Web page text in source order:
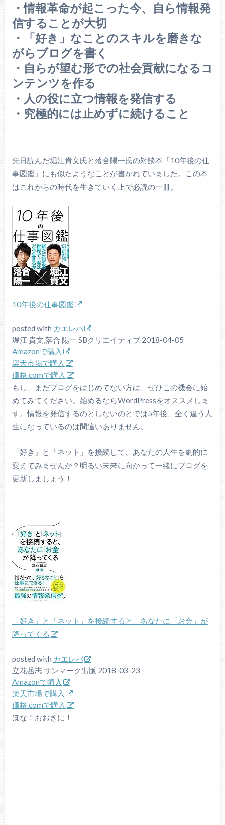
・情報革命が起こった今、自ら情報発
信することが大切
・「好き」なことのスキルを磨きな
がらブログを書く
・自らが望む形での社会貢献になるコ
ンテンツを作る
・人の役に立つ情報を発信する
・究極的には止めずに続けること
先日読んだ堀江貴文氏と落合陽一氏の対談本「10年後の仕
事図鑑」にも似たようなことが書かれていました。この本
はこれからの時代を生きていく上で必読の一冊。
10年後の仕事図鑑
posted with カエレバ
堀江 貴文,落合 陽一 SBクリエイティブ 2018-04-05
Amazonで購入
楽天市場で購入
価格.comで購入
もし、まだブログをはじめてない方は、ぜひこの機会に始
めてみてください。始めるならWordPressをオススメしま
す。情報を発信するのとしないのとでは5年後、全く違う人
生になっているのは間違いありません。
「好き」と「ネット」を接続して、あなたの人生を劇的に
変えてみませんか？明るい未来に向かって一緒にブログを
更新しましょう！
「好き」と「ネット」を接続すると、あなたに「お金」が
降ってくる
posted with カエレバ
立花岳志 サンマーク出版 2018-03-23
Amazonで購入
楽天市場で購入
価格.comで購入
ほな！おおきに！